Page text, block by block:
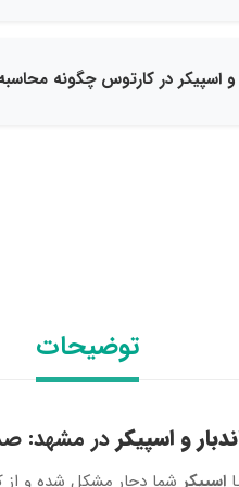
توضیحات
و اسپیکردر مشهد:
اسپیکر شما دچار مشکل شده و